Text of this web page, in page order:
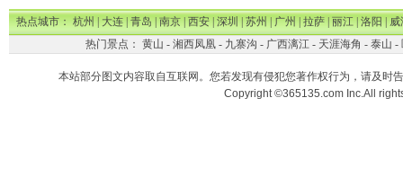
热点城市：杭州|大连|青岛|南京|西安|深圳|苏州|广州|拉萨|丽江|洛阳|威
热门景点： 黄山 - 湘西凤凰- 九寨沟 - 广西漓江- 天涯海角 - 泰山 -
本站部分图文内容取自互联网。您若发现有侵犯您著作权行为，请及时
Copyright ©365135.com Inc.All